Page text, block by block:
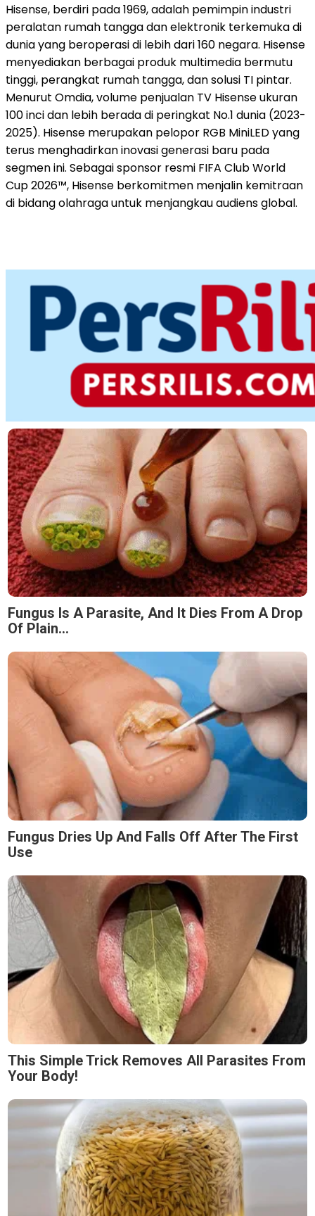
Hisense, berdiri pada 1969, adalah pemimpin industri
peralatan rumah tangga dan elektronik terkemuka di
dunia yang beroperasi di lebih dari 160 negara. Hisense
menyediakan berbagai produk multimedia bermutu
tinggi, perangkat rumah tangga, dan solusi TI pintar.
Menurut Omdia, volume penjualan TV Hisense ukuran
100 inci dan lebih berada di peringkat No.1 dunia (2023-
2025). Hisense merupakan pelopor RGB MiniLED yang
terus menghadirkan inovasi generasi baru pada
segmen ini. Sebagai sponsor resmi FIFA Club World
Cup 2026™, Hisense berkomitmen menjalin kemitraan
di bidang olahraga untuk menjangkau audiens global.
Fungus Is A Parasite, And It Dies From A Drop
Of Plain...
Fungus Dries Up And Falls Off After The First
Use
This Simple Trick Removes All Parasites From
Your Body!